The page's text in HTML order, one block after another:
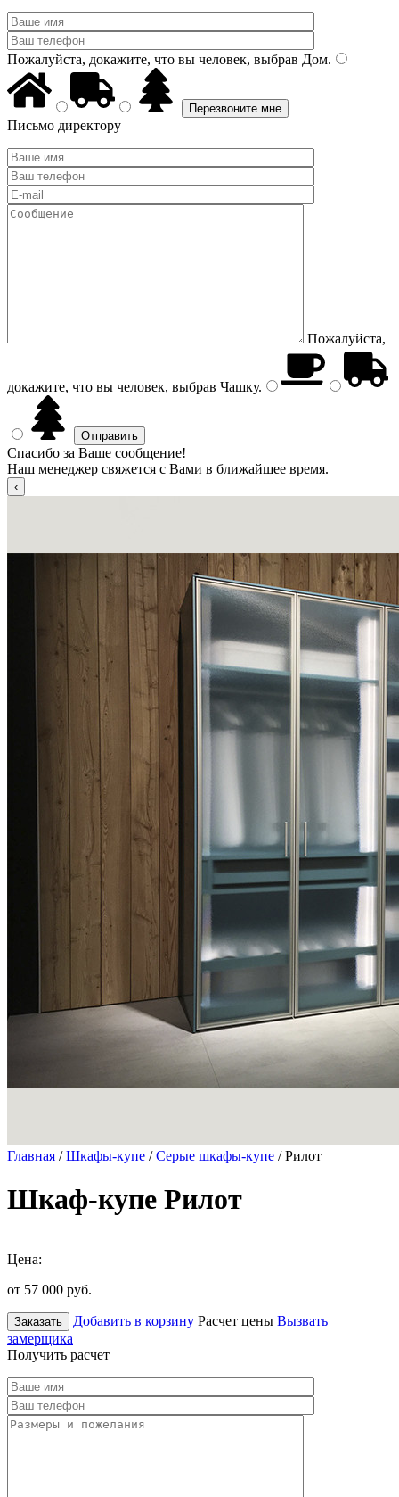
Пожалуйста, докажите, что вы человек, выбрав Дом.
Письмо директору
Пожалуйста,
докажите, что вы человек, выбрав Чашку.
Спасибо за Ваше сообщение!
Наш менеджер свяжется с Вами в ближайшее время.
Главная /Шкафы-купе /Серые шкафы-купе / Рилот
Шкаф-купе Рилот
Цена:
от 57 000 руб.
Заказать Добавить в корзину Расчет цены Вызвать
замерщика
Получить расчет